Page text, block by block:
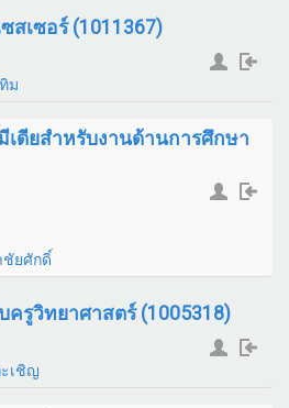
สเซอร์ (1011367)
ม
เดียสำหรับงานด้านการศึกษา
ชัยศักดิ์
รูวิทยาศาสตร์ (1005318)
เชิญ